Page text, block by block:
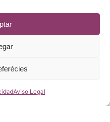
Aviso Legal